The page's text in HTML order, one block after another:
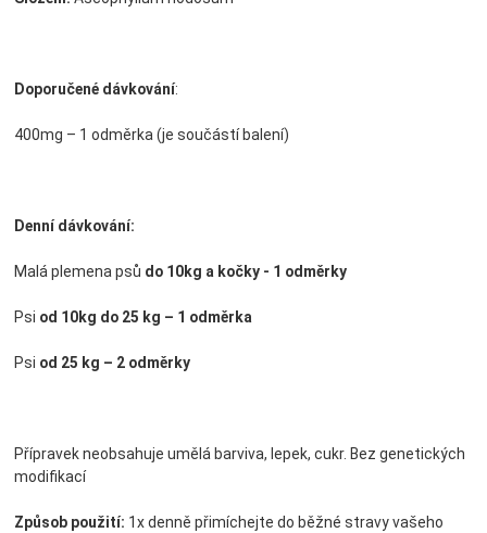
Doporučené dávkování:
400mg – 1 odměrka (je součástí balení)
Denní dávkování:
Malá plemena psů do 10kg a kočky - 1 odměrky
Psi od 10kg do 25 kg – 1 odměrka
Psi od 25 kg – 2 odměrky
Přípravek neobsahuje umělá barviva, lepek, cukr. Bez genetických
modifikací
Způsob použití: 1x denně přimíchejte do běžné stravy vašeho